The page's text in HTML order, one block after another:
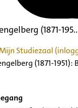
(1871-
Studiezaal
(1871-